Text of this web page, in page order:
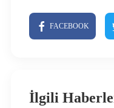
FACEBOOK
İlgili